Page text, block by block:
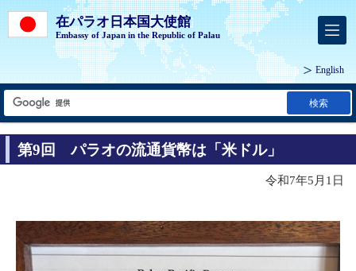
在パラオ日本国大使館
Embassy of Japan in the Republic of Palau
English
検索
第9回 パラオの流通貨幣は「米ドル」
令和7年5月1日